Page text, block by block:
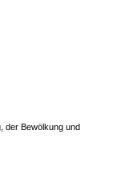
der Bewölkung und